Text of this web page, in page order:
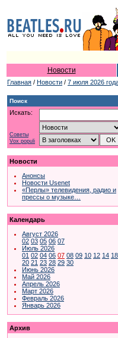
Новости
Главная / Новости / 7 июля 2026
Поиск
Искать:
Советы
Vox populi
Новости
Анонсы
Новости Usenet
«Перлы» телевидения, радио и
прессы о музыке…
Календарь
Август 2026
02 03 05 06 07
Июль 2026
01 02 04 06 07 08 09 10 12 14 18
20 21 23 28 29 30
Июнь 2026
Май 2026
Апрель 2026
Март 2026
Февраль 2026
Январь 2026
Архив